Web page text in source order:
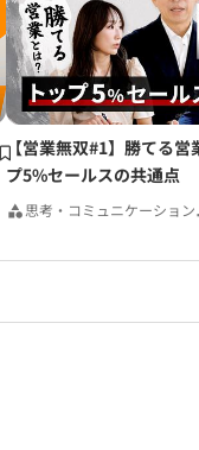
【営業無双#1】勝てる営
プ5%セールスの共通点
思考・コミュニケーション